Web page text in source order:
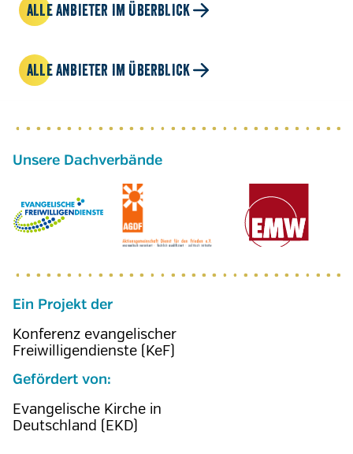
ALLE ANBIETER IM ÜBERBLICK
ALLE ANBIETER IM ÜBERBLICK
Ein Projekt der
Konferenz evangelischer
Freiwilligendienste (KeF)
Gefördert von:
Evangelische Kirche in
Deutschland (EKD)